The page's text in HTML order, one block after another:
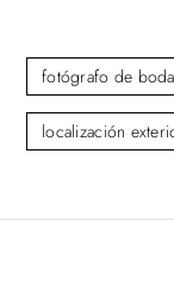
fotógrafo de boda
localización